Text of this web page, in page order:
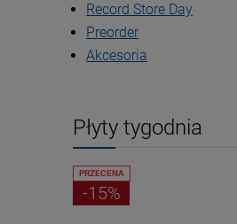
Record Store Day
Preorder
Akcesoria
Płyty tygodnia
-15%
PRZECENA